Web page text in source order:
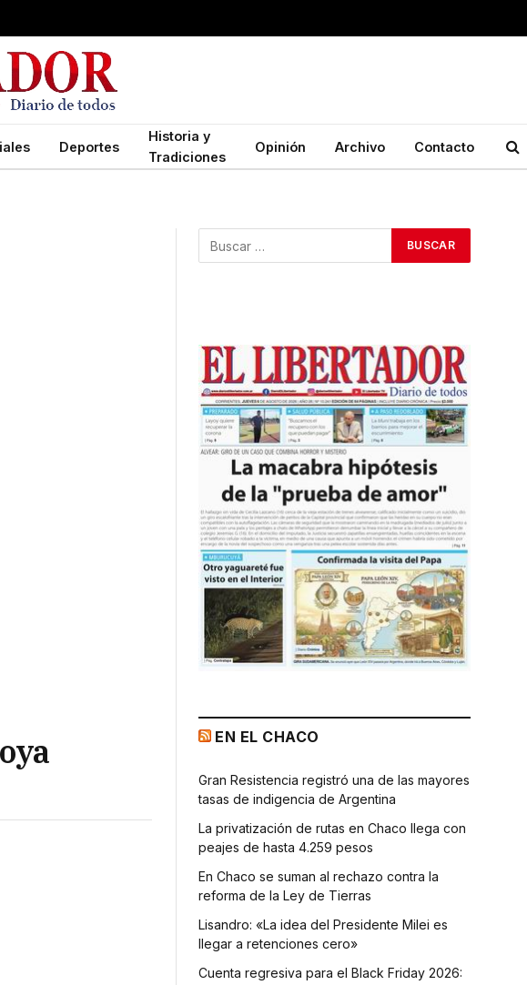
Deportes
Historia y
Tradiciones
Opinión Archivo Contacto
EN EL CHACO
Gran Resistencia registró una de las mayores
tasas de indigencia de Argentina
La privatización de rutas en Chaco llega con
peajes de hasta 4.259 pesos
En Chaco se suman al rechazo contra la
reforma de la Ley de Tierras
Lisandro: «La idea del Presidente Milei es
llegar a retenciones cero»
Cuenta regresiva para el Black Friday 2026: